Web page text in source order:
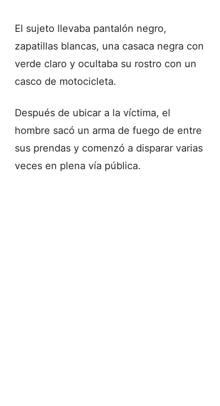
El sujeto llevaba pantalón negro,
zapatillas blancas, una casaca negra con
verde claro y ocultaba su rostro con un
casco de motocicleta.
Después de ubicar a la víctima, el
hombre sacó un arma de fuego de entre
sus prendas y comenzó a disparar varias
veces en plena vía pública.